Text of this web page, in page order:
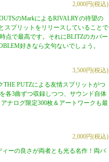
2,000円(税込)
のMarkによるRIVALRYの待望の
スプリットをリリースしていることで
点で最高です。それにBLITZのカバー
好きなら文句ないでしょう。
3,500円(税込)
PUTZによる友情スプリットがつ
各3曲ずつ収録しつつ、サウンド自体
ナログ限定300枚＆アートワークも最
2,000円(税込)
ーの良さが両者とも光る名作！両バ